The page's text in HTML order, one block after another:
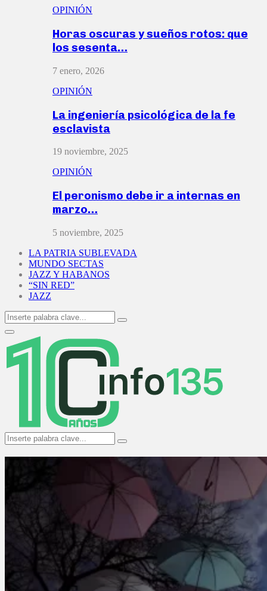
OPINIÓN
Horas oscuras y sueños rotos: que
los sesenta…
7 enero, 2026
OPINIÓN
La ingeniería psicológica de la fe
esclavista
19 noviembre, 2025
OPINIÓN
El peronismo debe ir a internas en
marzo…
5 noviembre, 2025
LA PATRIA SUBLEVADA
MUNDO SECTAS
JAZZ Y HABANOS
“SIN RED”
JAZZ
Search
for:
Search
Primary
Menu
Search
for:
Search